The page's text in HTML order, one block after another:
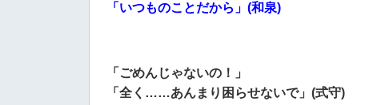
「いつものことだから」(和泉)
「ごめんじゃないの！」
「全く……あんまり困らせないで」(式守)